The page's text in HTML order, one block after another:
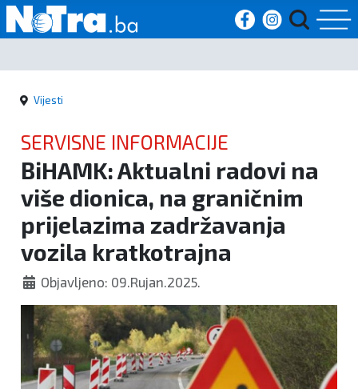
Početna
Vijesti
Sport
Kultura
Crna
kronika
Politika
Zanimljivosti
Vijesti
SERVISNE INFORMACIJE
BiHAMK: Aktualni radovi na
više dionica, na graničnim
prijelazima zadržavanja
vozila kratkotrajna
Objavljeno: 09.Rujan.2025.